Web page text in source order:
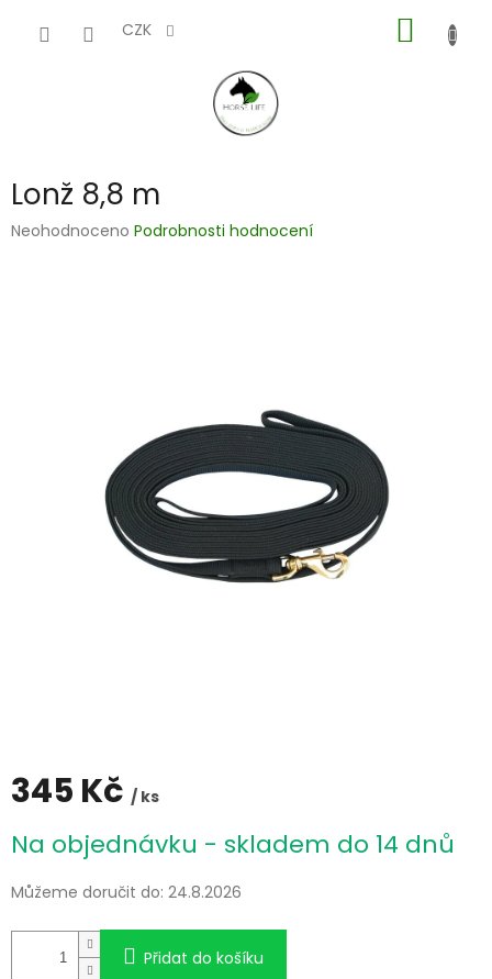
CZK
KOŠÍK
Lonž 8,8 m
Průměrné
Neohodnoceno Podrobnosti hodnocení
345 Kč / ks
cena:
Na objednávku - skladem do 14 dnů
Můžeme doručit do: 24.8.2026
Přidat do košíku